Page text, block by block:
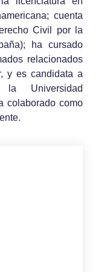
cuenta
Civil por la
ha cursado
relacionados
y es candidata a
Universidad
colaborado como